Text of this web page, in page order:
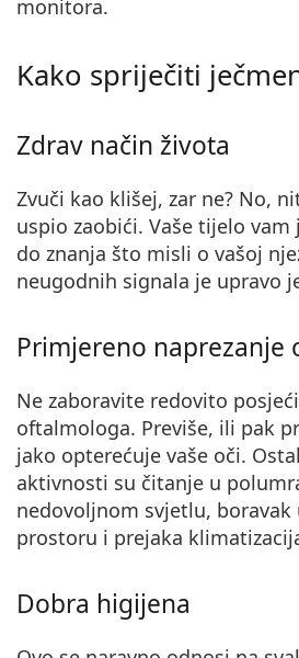
Persol
monitora.
Kako spriječiti
Zdrav način života
Zvuči kao klišej, zar ne? No,
uspio zaobići. Vaše tijelo
do znanja što misli o vašoj
neugodnih signala je upravo
Primjereno naprezanje
Ne zaboravite redovito
oftalmologa. Previše, ili pak
jako opterećuje vaše oči.
aktivnosti su čitanje u
nedovoljnom svjetlu, boravak
prostoru i prejaka
Dobra higijena